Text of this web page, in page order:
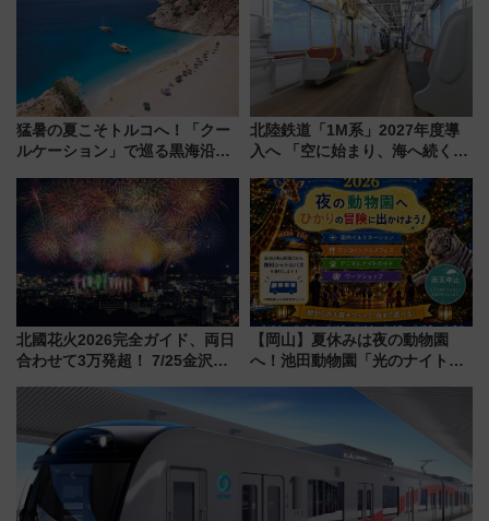
猛暑の夏こそトルコへ！「クー
ルケーション」で巡る黒海沿岸
連検索数が前年比237％増、ナ
ショジオも認める『2026年に訪
れるべき世界の旅先』
北陸鉄道「1M系」2027年度導
入へ 「空に始まり、海へ続く」
神秘的なデザイン
北國花火2026完全ガイド、両日
合わせて3万発超！ 7/25金沢大
会の日程・アクセス・観覧席ま
とめ（石川県）
【岡山】夏休みは夜の動物園
へ！池田動物園「光のナイトズ
な夜